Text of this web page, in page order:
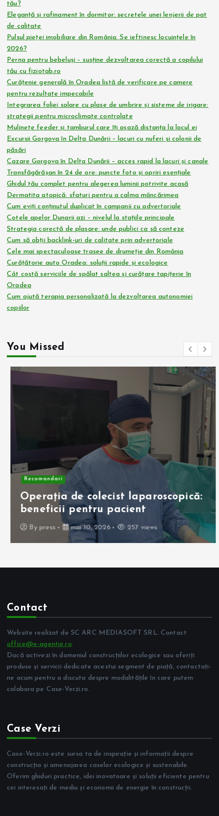
tău?
Eleganță și rafinament în dormitor: secretele unei lenjerii de pat
de calitate
Pulsul pieței imobiliare din România. Se ieftinesc locuințele în
2026?
Perna pentru bebeluși – susține dezvoltarea corectă a copilului
tău cu fiziotab.ro
Curățenie generală în Oradea listă de verificare pe camere
pentru rezultate impecabile
Integrarea foliei solare cu plase de umbrire și sisteme de irigare:
strategii pentru microclimate controlate
Mulinete feeder și tamburul care îți așază distanța la locul ei
Excursii Gorgova în Delta Dunării – lacuri cu nuferi și colonii de
păsări
Cazare Gorgova în Delta Dunării – acces rapid la lacuri și canale
Transfăgărășan în 24 de ore: puncte foto și opriri esențiale
Ghidul tău complet pentru alegerea luminii potrivite acasă
Dermatita atopică: sfaturi pentru a calma mâncărimea
Cum eviți conținutul duplicat în campanii cu advertoriale
Cotele apelor Dunarii azi – nivelul la stațiile principale
Strategia corectă de plasare: unde publici ca să conteze
Cum să obții backlink-uri de calitate prin advertoriale
Cele mai spectaculoase trasee de drumeție din România
Curățătorie auto Oradea: soluții rapide și ecologice
Cât costă serviciile de spălat saltea și curățare tapițerie în
Oradea
Cum ajută terapia personalizată la dezvoltarea autonomiei
copiilor
You Missed
Recomandari
Operația de colecist laparoscopică:
beneficii pentru pacient
Bypress mai 10, 2026 257 views
Contact
Website realizat de SC ARC MEDIASOFT SRL. Contact
office@e-agentie.ro.
Dacă activezi în domeniul construcțiilor ecologice sau oferiți
produse și servicii dedicate acestui segment de piață, contactați-
ne acum pentru a discuta despre modalitățile în care putem
colabora pe Case-Verzi.ro.
Case Verzi
Case-Verzi.ro este sursa ta de inspirație și informații despre
construcția și amenajarea caselor ecologice și sustenabile.
Oferim ghiduri practice, idei inovatoare și soluții eficiente pentru
cei interesați de mediu și economii de energie în construcții.